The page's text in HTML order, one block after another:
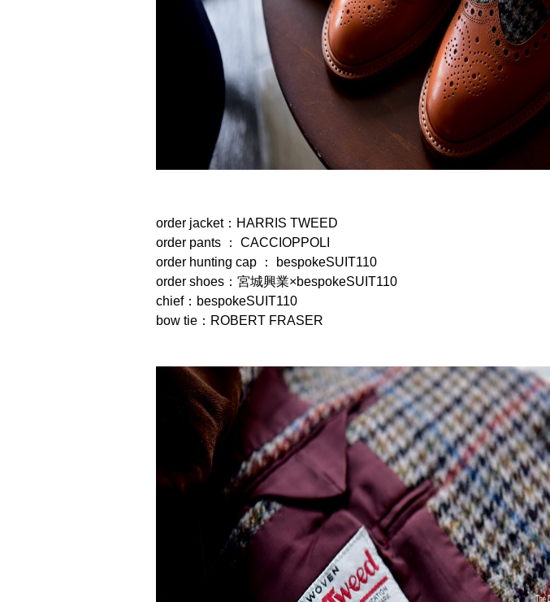
order jacket：HARRIS TWEED
order pants ： CACCIOPPOLI
order hunting cap ： bespokeSUIT110
order shoes：宮城興業×bespokeSUIT110
chief：bespokeSUIT110
bow tie：ROBERT FRASER